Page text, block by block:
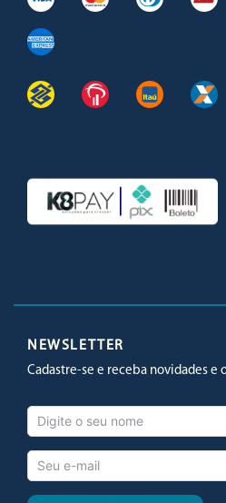
NEWSLETTER
Cadastre-se e receba novidades e